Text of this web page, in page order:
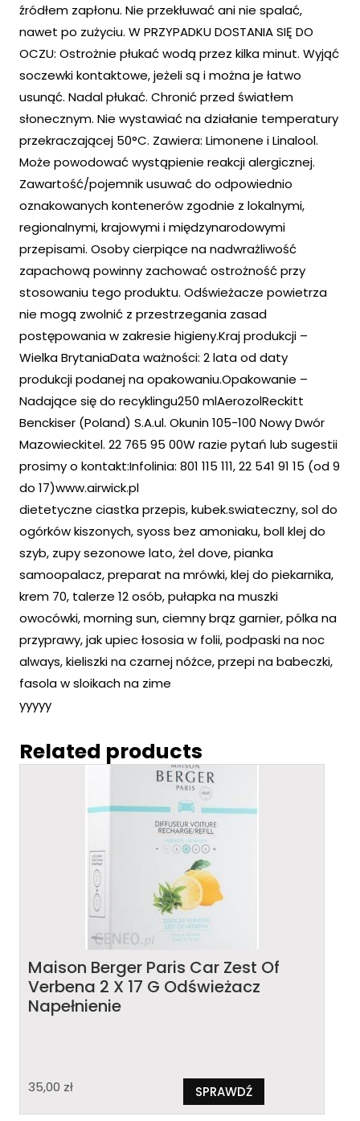
źródłem zapłonu. Nie przekłuwać ani nie spalać,
nawet po zużyciu. W PRZYPADKU DOSTANIA SIĘ DO
OCZU: Ostrożnie płukać wodą przez kilka minut. Wyjąć
soczewki kontaktowe, jeżeli są i można je łatwo
usunąć. Nadal płukać. Chronić przed światłem
słonecznym. Nie wystawiać na działanie temperatury
przekraczającej 50°C. Zawiera: Limonene i Linalool.
Może powodować wystąpienie reakcji alergicznej.
Zawartość/pojemnik usuwać do odpowiednio
oznakowanych kontenerów zgodnie z lokalnymi,
regionalnymi, krajowymi i międzynarodowymi
przepisami. Osoby cierpiące na nadwrażliwość
zapachową powinny zachować ostrożność przy
stosowaniu tego produktu. Odświeżacze powietrza
nie mogą zwolnić z przestrzegania zasad
postępowania w zakresie higieny.Kraj produkcji –
Wielka BrytaniaData ważności: 2 lata od daty
produkcji podanej na opakowaniu.Opakowanie –
Nadające się do recyklingu250 mlAerozolReckitt
Benckiser (Poland) S.A.ul. Okunin 105-100 Nowy Dwór
Mazowieckitel. 22 765 95 00W razie pytań lub sugestii
prosimy o kontakt:Infolinia: 801 115 111, 22 541 91 15 (od 9
do 17)www.airwick.pl
dietetyczne ciastka przepis, kubek.swiateczny, sol do
ogórków kiszonych, syoss bez amoniaku, boll klej do
szyb, zupy sezonowe lato, żel dove, pianka
samoopalacz, preparat na mrówki, klej do piekarnika,
krem 70, talerze 12 osób, pułapka na muszki
owocówki, morning sun, ciemny brąz garnier, pólka na
przyprawy, jak upiec łososia w folii, podpaski na noc
always, kieliszki na czarnej nóżce, przepi na babeczki,
fasola w sloikach na zime
yyyyy
Related products
Maison Berger Paris Car Zest Of
Verbena 2 X 17 G Odświeżacz
Napełnienie
35,00 zł SPRAWDŹ